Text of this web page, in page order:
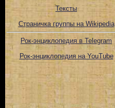
Тексты
Страничка группы на Wikipedia
Рок-энциклопедия в Telegram
Рок-энциклопедия на YouTube